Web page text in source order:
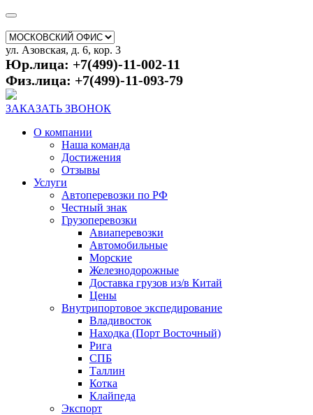
ул. Азовская, д. 6, кор. 3
Юр.лица: +7(499)-11-002-11
Физ.лица: +7(499)-11-093-79
ЗАКАЗАТЬ ЗВОНОК
О компании
Наша команда
Достижения
Отзывы
Услуги
Автоперевозки по РФ
Честный знак
Грузоперевозки
Авиаперевозки
Автомобильные
Морские
Железнодорожные
Доставка грузов из/в Китай
Цены
Внутрипортовое экспедирование
Владивосток
Находка (Порт Восточный)
Рига
СПБ
Таллин
Котка
Клайпеда
Экспорт